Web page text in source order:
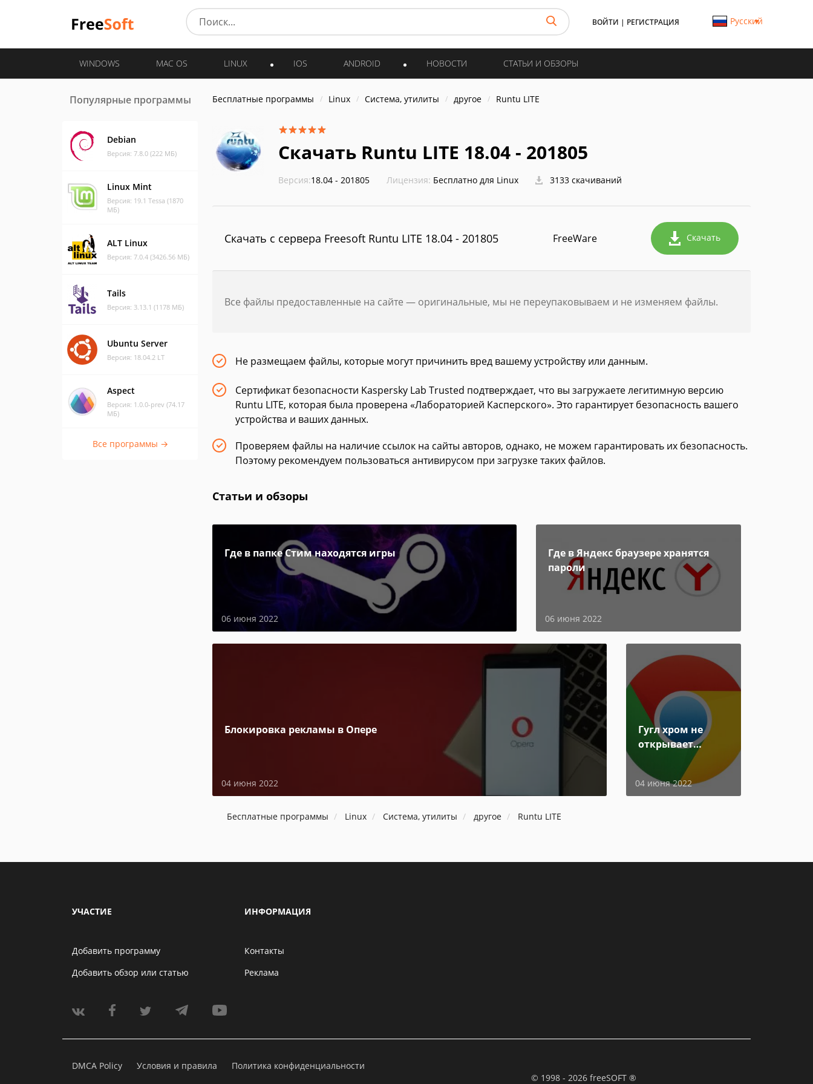
ВОЙТИ | РЕГИСТРАЦИЯ Русский
WINDOWS MAC OS LINUX IOS ANDROID НОВОСТИ СТАТЬИ И ОБЗОРЫ
Популярные программы
Debian
Версия: 7.8.0 (222 МБ)
Linux Mint
Версия: 19.1 Tessa (1870
МБ)
ALT Linux
Версия: 7.0.4 (3426.56 МБ)
Tails
Версия: 3.13.1 (1178 МБ)
Ubuntu Server
Версия: 18.04.2 LT
Aspect
Версия: 1.0.0-prev (74.17
МБ)
Все программы →
Бесплатные программы Linux Система, утилиты другое Runtu LITE
Скачать Runtu LITE 18.04 - 201805
Версия:18.04 - 201805 Лицензия: Бесплатно для Linux 3133 скачиваний
Скачать с сервера Freesoft Runtu LITE 18.04 - 201805 FreeWare Скачать
Все файлы предоставленные на сайте — оригинальные, мы не переупаковываем и не изменяем файлы.
Не размещаем файлы, которые могут причинить вред вашему устройству или данным.
Сертификат безопасности Kaspersky Lab Trusted подтверждает, что вы загружаете легитимную версию
Runtu LITE, которая была проверена «Лабораторией Касперского». Это гарантирует безопасность вашего
устройства и ваших данных.
Проверяем файлы на наличие ссылок на сайты авторов, однако, не можем гарантировать их безопасность.
Поэтому рекомендуем пользоваться антивирусом при загрузке таких файлов.
Статьи и обзоры
Где в папке Стим находятся игры
06 июня 2022
Где в Яндекс браузере хранятся
пароли
06 июня 2022
Блокировка рекламы в Опере
04 июня 2022
Гугл хром не
открывает
04 июня 2022
Бесплатные программы Linux Система, утилиты другое Runtu LITE
УЧАСТИЕ
Добавить программу
Добавить обзор или статью
ИНФОРМАЦИЯ
Контакты
Реклама
DMCA Policy Условия и правила
Политика конфиденциальности
© 1998 - 2026 freeSOFT ®